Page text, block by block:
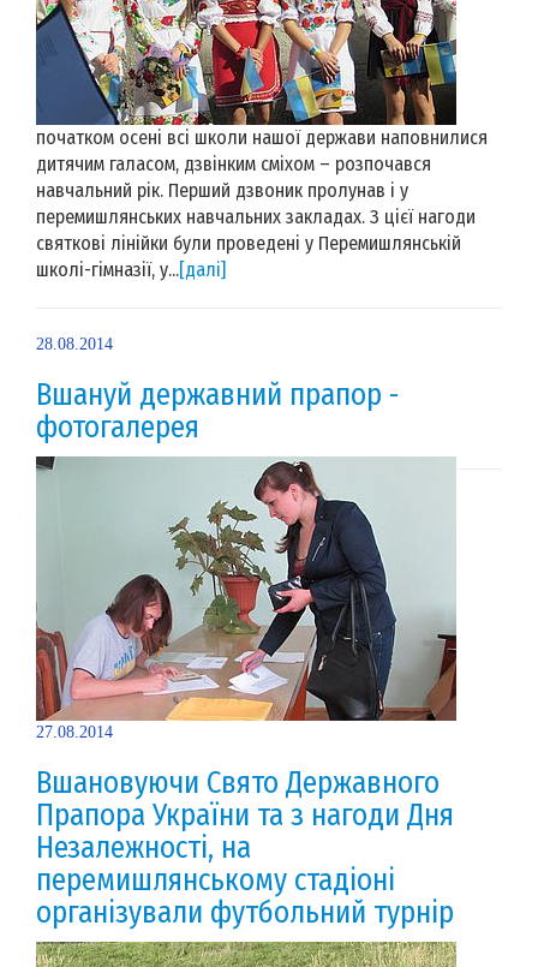
початком осені всі школи нашої держави наповнилися
дитячим галасом, дзвінким сміхом – розпочався
навчальний рік. Перший дзвоник пролунав і у
перемишлянських навчальних закладах. З цієї нагоди
святкові лінійки були проведені у Перемишлянській
школі-гімназії, у...[далі]
28.08.2014
Вшануй державний прапор -
фотогалерея
27.08.2014
Вшановуючи Свято Державного
Прапора України та з нагоди Дня
Незалежності, на
перемишлянському стадіоні
організували футбольний турнір